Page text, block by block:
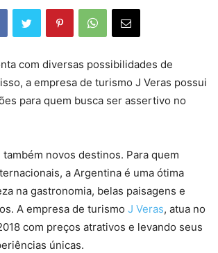
com diversas possibilidades de
a empresa de turismo J Veras possui
para quem busca ser assertivo no
também novos destinos. Para quem
a Argentina é uma ótima
na gastronomia, belas paisagens e
A empresa de turismo J Veras, atua no
com preços atrativos e levando seus
únicas.